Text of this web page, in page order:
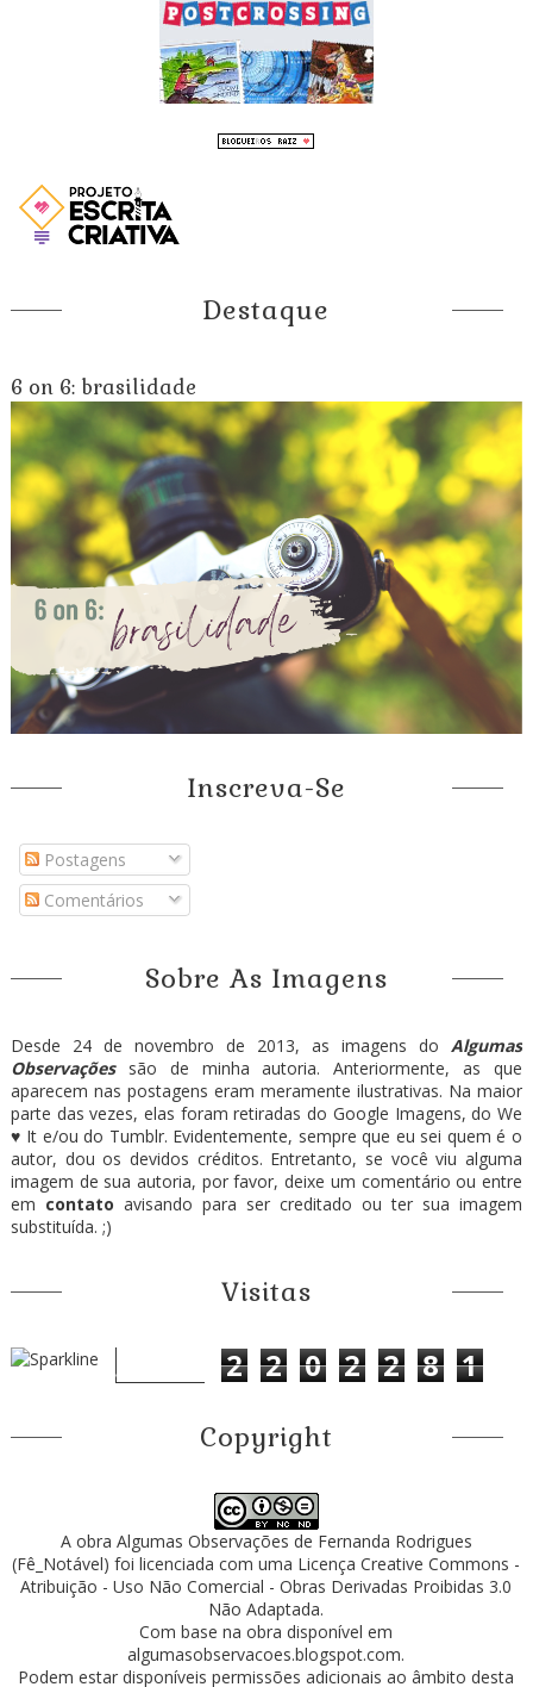
Destaque
6 on 6: brasilidade
Inscreva-Se
Postagens
Comentários
Sobre As Imagens
Desde 24 de novembro de 2013, as imagens doAlgumas
Observaçõessão de minha autoria. Anteriormente, as que
aparecem nas postagens eram meramente ilustrativas. Na maior
parte das vezes, elas foram retiradas do Google Imagens, do We
♥ It e/ou do Tumblr. Evidentemente, sempre que eu sei quem é o
autor, dou os devidos créditos. Entretanto, se você viu alguma
imagem de sua autoria, por favor, deixe um comentário ou entre
em contato avisando para ser creditado ou ter sua imagem
substituída. ;)
Visitas
2 2 0 2 2 8 1
Copyright
A obra Algumas Observações de Fernanda Rodrigues
(Fê_Notável) foi licenciada com uma LicençaCreative Commons -
Atribuição - Uso Não Comercial - Obras Derivadas Proibidas 3.0
Não Adaptada.
Com base na obra disponível em
algumasobservacoes.blogspot.com.
Podem estar disponíveis permissões adicionais ao âmbito desta